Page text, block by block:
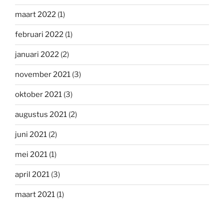
maart 2022 (1)
februari 2022 (1)
januari 2022 (2)
november 2021 (3)
oktober 2021 (3)
augustus 2021 (2)
juni 2021 (2)
mei 2021 (1)
april 2021 (3)
maart 2021 (1)